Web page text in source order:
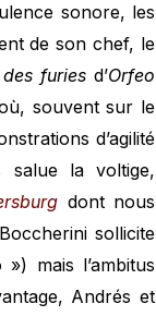
sonore, les
de son chef, le
furies d’Orfeo
souvent sur le
d’agilité
salue la voltige,
dont nous
sollicite
mais l’ambitus
Andrés et